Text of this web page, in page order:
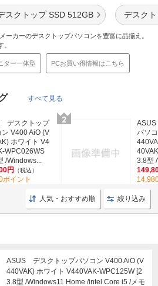
スクトップ SSD 512GB デスク
ーカーのデスクトップパソコンを豊富に品揃え。
ター一体型 PCお買い得情報はこちら
すべて見る
デスクトップ
V400 AiO (V
ホワイト V4
WPC026WS
/Windows...
円
（税込）
ポイント
パソ
3.8型
人気・おすすめ順 絞り込み
ASUS デスクトップパソコン V400 AiO (V
440VAK) ホワイト V440VAK-WPC125W [2
3.8型 /Windows11 Home /intel Core i5 /メモ